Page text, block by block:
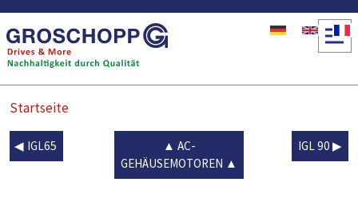
Direkt zum Inhalt
Startseite
IGL65
AC-
GEHÄUSEMOTOREN
IGL 90